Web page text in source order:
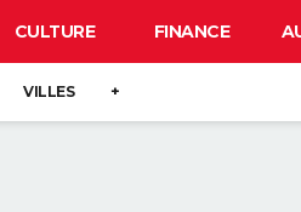
CULTURE FINANCE
VILLES +